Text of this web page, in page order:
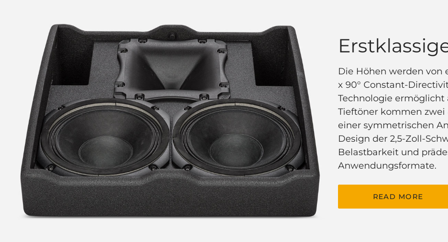
Die Höhen werden von
x 90° Constant-
Technologie
Tieftöner kommen
einer symmetrischen
Design der 2,5-Zoll-
Belastbarkeit und
Anwendungsformate.
READ MORE